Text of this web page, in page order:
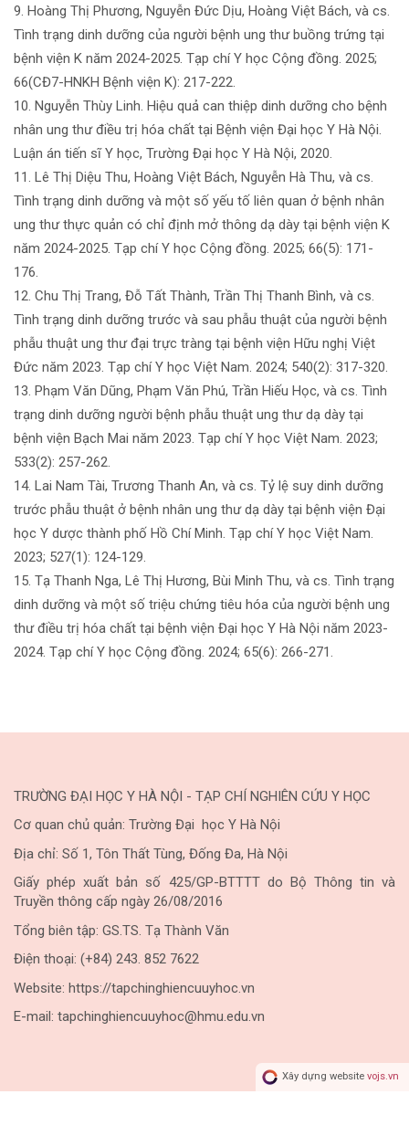
9. Hoàng Thị Phương, Nguyễn Đức Dịu, Hoàng Việt Bách, và cs.
Tình trạng dinh dưỡng của người bệnh ung thư buồng trứng tại
bệnh viện K năm 2024-2025. Tạp chí Y học Cộng đồng. 2025;
66(CĐ7-HNKH Bệnh viện K): 217-222.
10. Nguyễn Thùy Linh. Hiệu quả can thiệp dinh dưỡng cho bệnh
nhân ung thư điều trị hóa chất tại Bệnh viện Đại học Y Hà Nội.
Luận án tiến sĩ Y học, Trường Đại học Y Hà Nội, 2020.
11. Lê Thị Diệu Thu, Hoàng Việt Bách, Nguyễn Hà Thu, và cs.
Tình trạng dinh dưỡng và một số yếu tố liên quan ở bệnh nhân
ung thư thực quản có chỉ định mở thông dạ dày tại bệnh viện K
năm 2024-2025. Tạp chí Y học Cộng đồng. 2025; 66(5): 171-
176.
12. Chu Thị Trang, Đỗ Tất Thành, Trần Thị Thanh Bình, và cs.
Tình trạng dinh dưỡng trước và sau phẫu thuật của người bệnh
phẫu thuật ung thư đại trực tràng tại bệnh viện Hữu nghị Việt
Đức năm 2023. Tạp chí Y học Việt Nam. 2024; 540(2): 317-320.
13. Phạm Văn Dũng, Phạm Văn Phú, Trần Hiếu Học, và cs. Tình
trạng dinh dưỡng người bệnh phẫu thuật ung thư dạ dày tại
bệnh viện Bạch Mai năm 2023. Tạp chí Y học Việt Nam. 2023;
533(2): 257-262.
14. Lai Nam Tài, Trương Thanh An, và cs. Tỷ lệ suy dinh dưỡng
trước phẫu thuật ở bệnh nhân ung thư dạ dày tại bệnh viện Đại
học Y dược thành phố Hồ Chí Minh. Tạp chí Y học Việt Nam.
2023; 527(1): 124-129.
15. Tạ Thanh Nga, Lê Thị Hương, Bùi Minh Thu, và cs. Tình trạng
dinh dưỡng và một số triệu chứng tiêu hóa của người bệnh ung
thư điều trị hóa chất tại bệnh viện Đại học Y Hà Nội năm 2023-
2024. Tạp chí Y học Cộng đồng. 2024; 65(6): 266-271.
TRƯỜNG ĐẠI HỌC Y HÀ NỘI - TẠP CHÍ NGHIÊN CỨU Y HỌC
Cơ quan chủ quản: Trường Đại học Y Hà Nội
Địa chỉ: Số 1, Tôn Thất Tùng, Đống Đa, Hà Nội
Giấy phép xuất bản số 425/GP-BTTTT do Bộ Thông tin và
Truyền thông cấp ngày 26/08/2016
Tổng biên tập: GS.TS. Tạ Thành Văn
Điện thoại: (+84) 243. 852 7622
Website: https://tapchinghiencuuyhoc.vn
E-mail: tapchinghiencuuyhoc@hmu.edu.vn